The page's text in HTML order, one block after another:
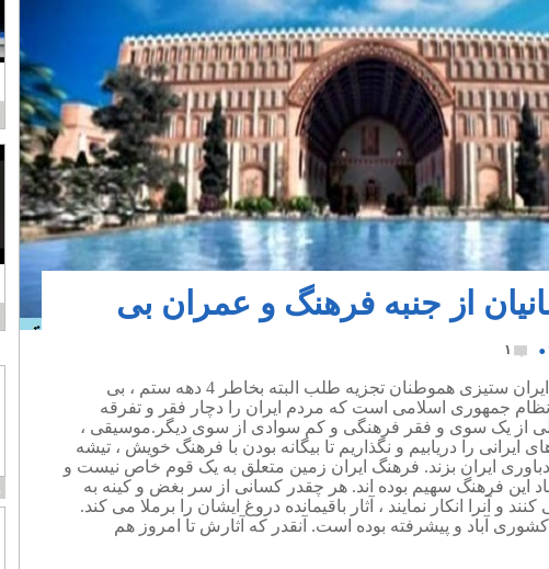
از جنبه فرهنگ و عمران بی
۱
این خشم و نفرت و ایران ستیزی هموطنان تجزیه طلب البته بخاطر 4 دهه ستم ، بی
جمهوری اسلامی است که مردم ایران را دچار فقر و تفرقه
از یک سوی و فقر فرهنگی و کم سوادی از سوی دیگر.موسیقی ،
ایرانی را دریابیم و نگذاریم تا بیگانه بودن با فرهنگ خویش ، تیشه
ایران بزند. فرهنگ ایران زمین متعلق به یک قوم خاص نیست و
این فرهنگ سهیم بوده اند. هر چقدر کسانی از سر بغض و کینه به
و آنرا انکار نمایند ، آثار باقیمانده دروغ ایشان را برملا می کند.
کشوری آباد و پیشرفته بوده است. آنقدر که آثارش تا امروز هم